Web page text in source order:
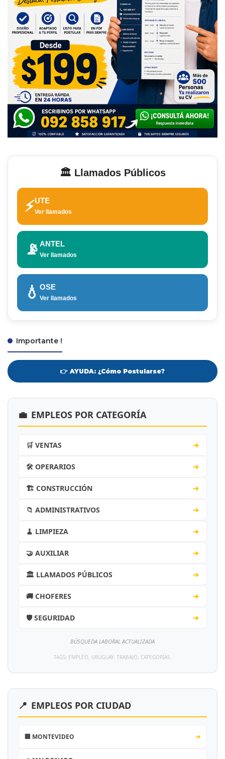
🏛️ Llamados Públicos
⚡UTE
Ver llamados
📡 ANTEL
Ver llamados
💧 OSE
Ver llamados
Importante !
👉 AYUDA: ¿Cómo Postularse?
💼 EMPLEOS POR CATEGORÍA
🛒 VENTAS ➔
🛠️ OPERARIOS ➔
🏗️ CONSTRUCCIÓN ➔
📁 ADMINISTRATIVOS ➔
🧹 LIMPIEZA ➔
🤝 AUXILIAR ➔
🏛️ LLAMADOS PÚBLICOS ➔
🚚 CHOFERES ➔
🛡️ SEGURIDAD ➔
BÚSQUEDA LABORAL ACTUALIZADA
TAGS: EMPLEO, URUGUAY, TRABAJO, CATEGORÍAS.
📍 EMPLEOS POR CIUDAD
🏢 MONTEVIDEO ➔